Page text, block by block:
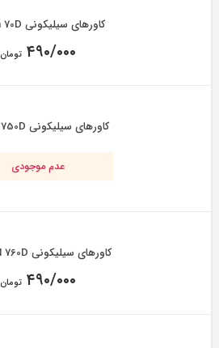
کاورهای سیلیکونی canon 70D
۴۹۰/۰۰۰ تومان
کاورهای سیلیکونی canon 750D
عدم موجودی
کاورهای سیلیکونی CANON 760D
۴۹۰/۰۰۰ تومان